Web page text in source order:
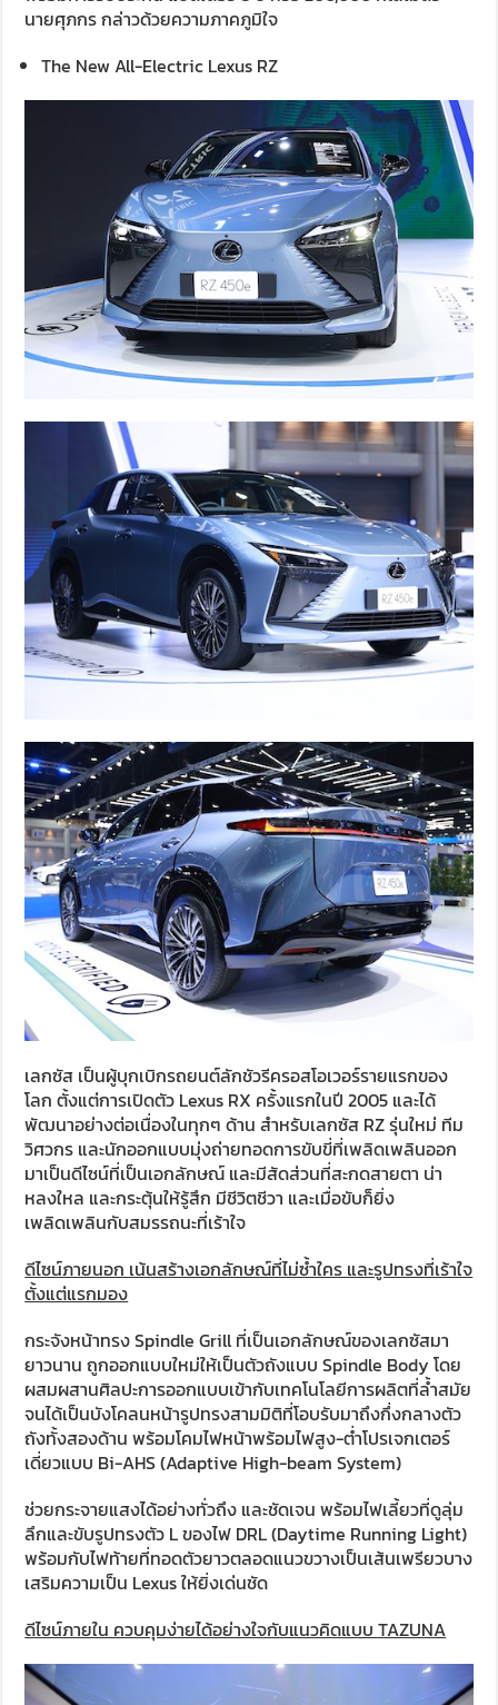
นายศุภกร กล่าวด้วยความภาคภูมิใจ
The New All-Electric Lexus RZ
เลกซัส เป็นผู้บุกเบิกรถยนต์ลักชัวรีครอสโอเวอร์รายแรกของ
โลก ตั้งแต่การเปิดตัว Lexus RX ครั้งแรกในปี 2005 และได้
พัฒนาอย่างต่อเนื่องในทุกๆ ด้าน สำหรับเลกซัส RZ รุ่นใหม่ ทีม
วิศวกร และนักออกแบบมุ่งถ่ายทอดการขับขี่ที่เพลิดเพลินออก
มาเป็นดีไซน์ที่เป็นเอกลักษณ์ และมีสัดส่วนที่สะกดสายตา น่า
หลงใหล และกระตุ้นให้รู้สึก มีชีวิตชีวา และเมื่อขับก็ยิ่ง
เพลิดเพลินกับสมรรถนะที่เร้าใจ
ดีไซน์ภายนอก เน้นสร้างเอกลักษณ์ที่ไม่ซ้ำใคร และรูปทรงที่เร้าใจ
ตั้งแต่แรกมอง
กระจังหน้าทรง Spindle Grill ที่เป็นเอกลักษณ์ของเลกซัสมา
ยาวนาน ถูกออกแบบใหม่ให้เป็นตัวถังแบบ Spindle Body โดย
ผสมผสานศิลปะการออกแบบเข้ากับเทคโนโลยีการผลิตที่ล้ำสมัย
จนได้เป็นบังโคลนหน้ารูปทรงสามมิติที่โอบรับมาถึงกึ่งกลางตัว
ถังทั้งสองด้าน พร้อมโคมไฟหน้าพร้อมไฟสูง-ต่ำโปรเจกเตอร์
เดี่ยวแบบ Bi-AHS (Adaptive High-beam System)
ช่วยกระจายแสงได้อย่างทั่วถึง และชัดเจน พร้อมไฟเลี้ยวที่ดูลุ่ม
ลึกและขับรูปทรงตัว L ของไฟ DRL (Daytime Running Light)
พร้อมกับไฟท้ายที่ทอดตัวยาวตลอดแนวขวางเป็นเส้นเพรียวบาง
เสริมความเป็น Lexus ให้ยิ่งเด่นชัด
ดีไซน์ภายใน ควบคุมง่ายได้อย่างใจกับแนวคิดแบบ TAZUNA